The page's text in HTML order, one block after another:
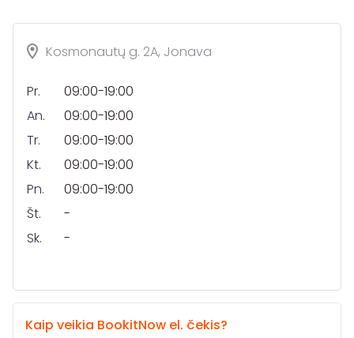
Kosmonautų g. 2A, Jonava
Pr.
09:00-19:00
An.
09:00-19:00
Tr.
09:00-19:00
Kt.
09:00-19:00
Pn.
09:00-19:00
Št.
-
Sk.
-
Kaip veikia BookitNow el. čekis?